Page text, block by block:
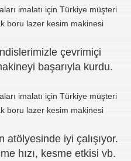
çevrimiçi
başarıyla kurdu.
iyi çalışıyor.
hızı, kesme etkisi vb.